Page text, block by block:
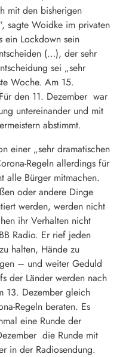
mit den bisherigen
sagte Woidke im privaten
ein Lockdown sein
(…), der sehr
sei „sehr
Woche. Am 15.
den 11. Dezember war
untereinander und mit
abstimmt.
einer „sehr dramatischen
Regeln allerdings für
alle Bürger mitmachen.
oder andere Dinge
werden, werden nicht
ihr Verhalten nicht
Radio. Er rief jeden
halten, Hände zu
– und weiter Geduld
der Länder werden nach
13. Dezember gleich
Regeln beraten. Es
eine Runde der
die Runde mit
in der Radiosendung.